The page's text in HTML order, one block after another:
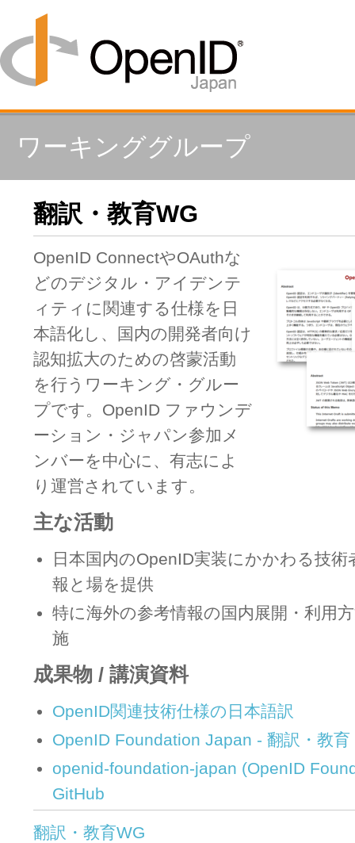
ワーキンググループ
翻訳・教育WG
OpenID ConnectやOAuthな
どのデジタル・アイデンテ
ィティに関連する仕様を日
本語化し、国内の開発者向け
認知拡大のための啓蒙活動
を行うワーキング・グルー
プです。OpenID ファウンデ
ーション・ジャパン参加メ
ンバーを中心に、有志によ
り運営されています。
主な活動
日本国内のOpenID実装にかかわる技
報と場を提供
特に海外の参考情報の国内展開・利用
施
成果物 / 講演資料
OpenID関連技術仕様の日本語訳
OpenID Foundation Japan - 翻訳・教
openid-foundation-japan (OpenID
GitHub
翻訳・教育WG